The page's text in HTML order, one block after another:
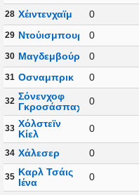
28 Χέιντενχαϊμ 0
29 Ντούισμπουργκ
0
30 Μαγδεμβούργο0
31 Οσναμπρικ 0
32 Σόνενχοφ
Γκροσάσπαχ
0
33 Χόλστεϊν
Κίελ
0
34 Χάλεσερ 0
35 Καρλ Τσάις
Ιένα
0